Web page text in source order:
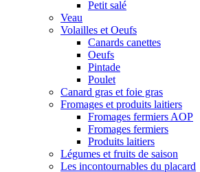
Petit salé
Veau
Volailles et Oeufs
Canards canettes
Oeufs
Pintade
Poulet
Canard gras et foie gras
Fromages et produits laitiers
Fromages fermiers AOP
Fromages fermiers
Produits laitiers
Légumes et fruits de saison
Les incontournables du placard